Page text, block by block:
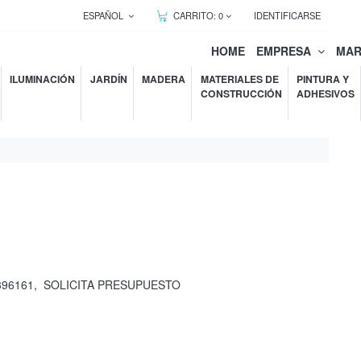
ESPAÑOL CARRITO:0 IDENTIFICARSE
HOME EMPRESA
ILUMINACIÓN JARDÍN MADERA
MATERIALES DE
CONSTRUCCIÓN
PINTURA Y
ADHESIVOS
, SOLICITA PRESUPUESTO